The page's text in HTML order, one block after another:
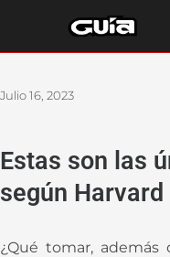
contenido
Julio 16, 2023
Estas son las
según Harvard
¿Qué tomar, además